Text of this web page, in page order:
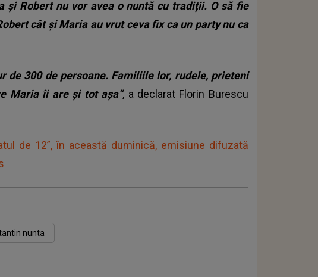
și Robert nu vor avea o nuntă cu tradiții. O să fie
cât și Maria au vrut ceva fix ca un party nu ca
de 300 de persoane. Familiile lor, rudele, prieteni
Maria îi are și tot așa”, a declarat Florin Burescu
de 12”, în această duminică, emisiune difuzată
nunta